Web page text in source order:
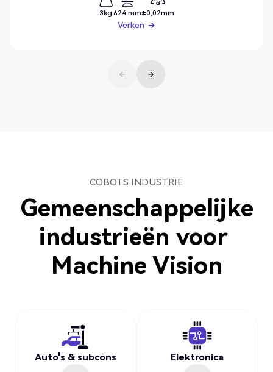
3kg 624 mm±0,02mm
Verken
COBOTS INDUSTRIE
Gemeenschappelijke
industrieën voor
Machine Vision
Auto's & subcons Elektronica